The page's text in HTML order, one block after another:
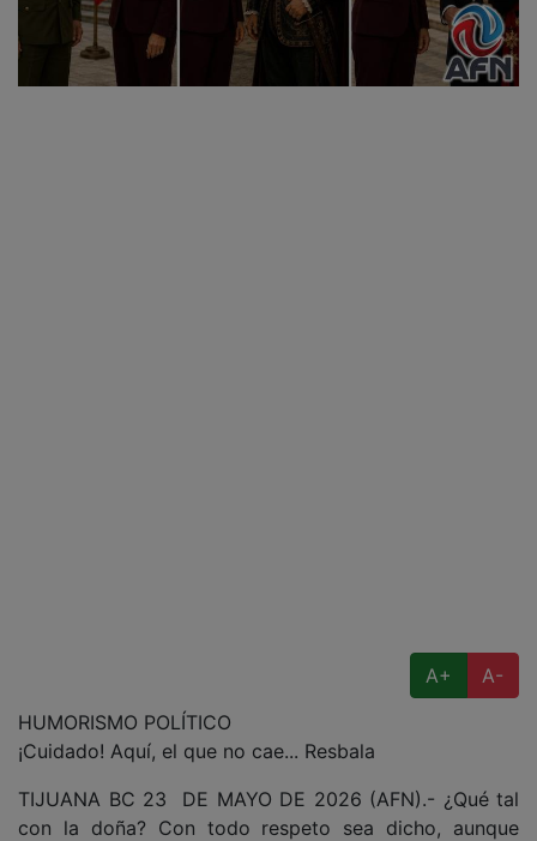
A+
A-
HUMORISMO POLÍTICO
¡Cuidado! Aquí, el que no cae... Resbala
TIJUANA BC 23 DE MAYO DE 2026 (AFN).- ¿Qué tal
con la doña? Con todo respeto sea dicho, aunque